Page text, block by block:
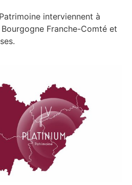
interviennent à
Franche-Comté et